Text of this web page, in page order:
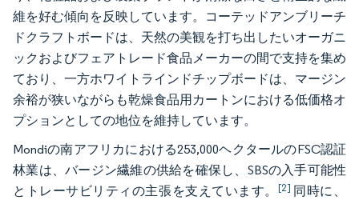
維を好む傾向を反映しています。コーテッドアンブリーチ
ドクラフトボードは、天然の美観を打ち出したいオーガニ
ックおよびフェアトレード食品メーカーの間で支持を集め
ており、一方ホワイトラインドチップボードは、マージン
余裕が狭いながらも乾燥食品用カートンにおける低価格オ
プションとしての地位を維持しています。
Mondiの南アフリカにおける253,000ヘクタールのFSC認証
林業は、バージン繊維の供給を確保し、SBSの入手可能性
とトレーサビリティの主張を支えています。 [2] 同時に、